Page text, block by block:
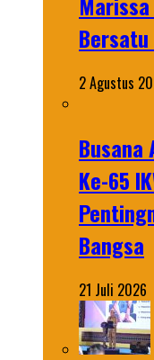
2 Agustus
Busana
Ke-65
Bangsa
21 Juli 2026